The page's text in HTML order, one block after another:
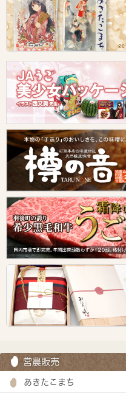
営農販売
あきたこまち